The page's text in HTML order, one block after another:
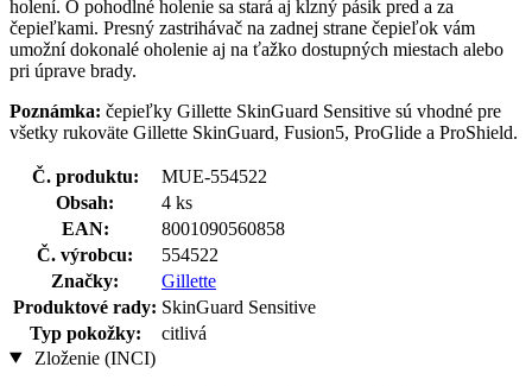
holení. O pohodlné holenie sa stará aj klzný pásik pred a za
čepieľkami. Presný zastrihávač na zadnej strane čepieľok vám
umožní dokonalé oholenie aj na ťažko dostupných miestach alebo
pri úprave brady.
Poznámka: čepieľky Gillette SkinGuard Sensitive sú vhodné pre
všetky rukoväte Gillette SkinGuard, Fusion5, ProGlide a ProShield.
Č. produktu:
MUE-554522
Obsah:
4 ks
EAN:
8001090560858
Č. výrobcu:
554522
Značky:
Gillette
Produktové rady: SkinGuard Sensitive
Typ pokožky:
citlivá
Zloženie (INCI)